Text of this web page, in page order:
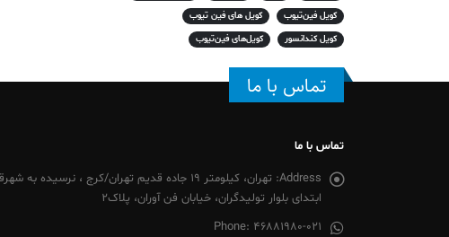
کویل فین‌تیوب
کویل های فین تیوب
کویل کندانسور
کویل‌های فین‌تیوب
تماس با ما
تماس با ما
Address:
تهران، کیلومتر 19 جاده قدیم تهران/کرج ،
ابتدای بلوار تولیدگران، خیابان فن آوران، پلاک2
Phone: 46881980-021